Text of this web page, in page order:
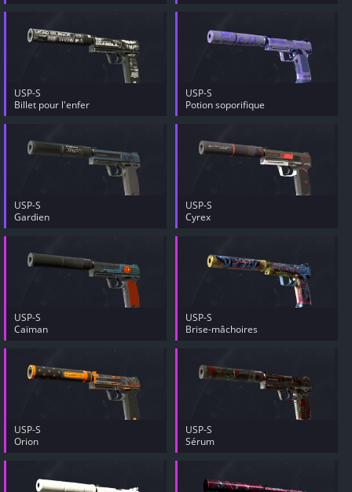
USP-S
Billet pour l'enfer
USP-S
Potion soporifique
USP-S
Gardien
USP-S
Cyrex
USP-S
Caïman
USP-S
Brise-mâchoires
USP-S
Orion
USP-S
Sérum